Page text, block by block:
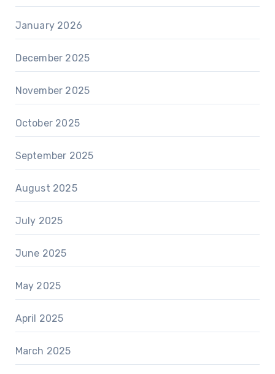
January 2026
December 2025
November 2025
October 2025
September 2025
August 2025
July 2025
June 2025
May 2025
April 2025
March 2025